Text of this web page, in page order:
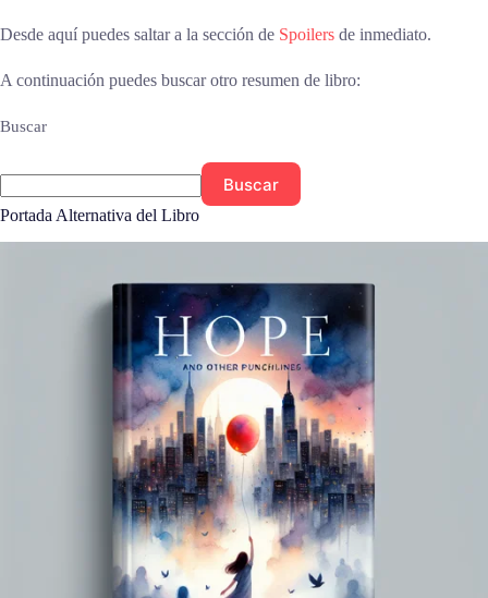
Desde aquí puedes saltar a la sección de Spoilers de inmediato.
A continuación puedes buscar otro resumen de libro:
Buscar
Buscar
Portada Alternativa del Libro